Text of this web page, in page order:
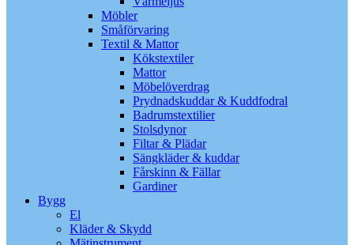
Möbler
Småförvaring
Textil & Mattor
Kökstextiler
Mattor
Möbelöverdrag
Prydnadskuddar & Kuddfodral
Badrumstextilier
Stolsdynor
Filtar & Plädar
Sängkläder & kuddar
Fårskinn & Fällar
Gardiner
Bygg
El
Kläder & Skydd